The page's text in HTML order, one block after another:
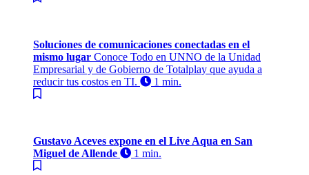
Soluciones de comunicaciones conectadas en el
mismo lugar Conoce Todo en UNNO de la Unidad
Empresarial y de Gobierno de Totalplay que ayuda a
reducir tus costos en TI.
1 min.
Gustavo Aceves expone en el Live Aqua en San
Miguel de Allende
1 min.